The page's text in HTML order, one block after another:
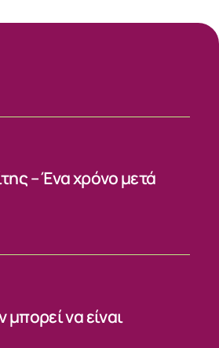
– Ένα χρόνο μετά
να είναι